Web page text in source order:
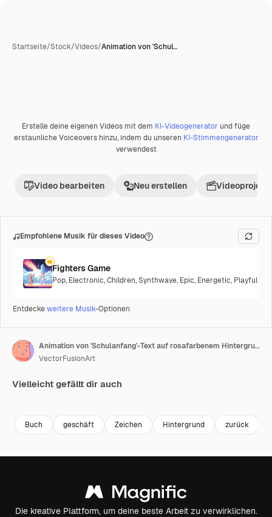
Startseite/Stock/Videos/Animation von 'Schul…
PremiumKI-generiert
Erstelle deine eigenen Videos mit dem KI-Videogenerator und füge
erstaunliche Voiceovers hinzu, indem du unseren KI-Stimmengenerator
verwendest
Video bearbeiten Neu erstellen Videoprojekt
Empfohlene Musik für dieses Video
Fighters Game
Pop, Electronic,Children,Synthwave, Epic, Energetic, Playful
Entdeckeweitere Musik-Optionen
Animation von 'Schulanfang'-Text auf rosafarbenem Hintergrund
VectorFusionArt
Vielleicht gefällt dir auch
Buch geschäft Zeichen Hintergrund zurück
Die kreative Plattform, um deine beste Arbeit zu verwirklichen.